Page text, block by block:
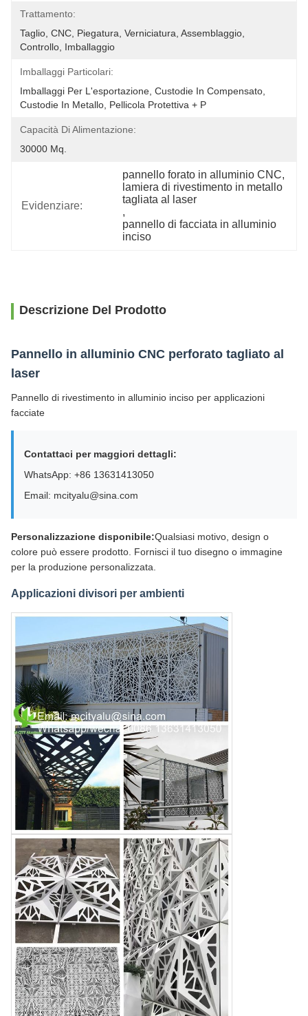
Trattamento:
Taglio, CNC, Piegatura, Verniciatura, Assemblaggio,
Controllo, Imballaggio
Imballaggi Particolari:
Imballaggi Per L'esportazione, Custodie In Compensato,
Custodie In Metallo, Pellicola Protettiva + P
Capacità Di Alimentazione:
30000 Mq.
Evidenziare:
pannello forato in alluminio CNC
lamiera di rivestimento in metallo
tagliata al laser
,
pannello di facciata in alluminio
inciso
Descrizione Del Prodotto
Pannello in alluminio CNC perforato tagliato al
laser
Pannello di rivestimento in alluminio inciso per applicazioni
facciate
Contattaci per maggiori dettagli:
WhatsApp: +86 13631413050
Email: mcityalu@sina.com
Personalizzazione disponibile:Qualsiasi motivo, design o
colore può essere prodotto. Fornisci il tuo disegno o immagine
per la produzione personalizzata.
Applicazioni divisori per ambienti